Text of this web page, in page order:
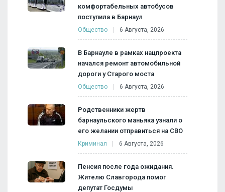
комфортабельных автобусов
поступила в Барнаул
Общество 6 Августа, 2026
В Барнауле в рамках нацпроекта
начался ремонт автомобильной
дороги у Старого моста
Общество 6 Августа, 2026
Родственники жертв
барнаульского маньяка узнали о
его желании отправиться на СВО
Криминал 6 Августа, 2026
Пенсия после года ожидания.
Жителю Славгорода помог
депутат Госдумы